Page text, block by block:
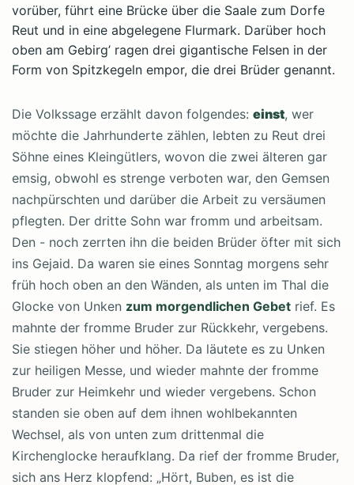
vorüber, führt eine Brücke über die Saale zum Dorfe
Reut und in eine abgelegene Flurmark. Darüber hoch
oben am Gebirg’ ragen drei gigantische Felsen in der
Form von Spitzkegeln empor, die drei Brüder genannt.
Die Volkssage erzählt davon folgendes: einst, wer
möchte die Jahrhunderte zählen, lebten zu Reut drei
Söhne eines Kleingütlers, wovon die zwei älteren gar
emsig, obwohl es strenge verboten war, den Gemsen
nachpürschten und darüber die Arbeit zu versäumen
pflegten. Der dritte Sohn war fromm und arbeitsam.
Den - noch zerrten ihn die beiden Brüder öfter mit sich
ins Gejaid. Da waren sie eines Sonntag morgens sehr
früh hoch oben an den Wänden, als unten im Thal die
Glocke von Unken zum morgendlichen Gebet rief. Es
mahnte der fromme Bruder zur Rückkehr, vergebens.
Sie stiegen höher und höher. Da läutete es zu Unken
zur heiligen Messe, und wieder mahnte der fromme
Bruder zur Heimkehr und wieder vergebens. Schon
standen sie oben auf dem ihnen wohlbekannten
Wechsel, als von unten zum drittenmal die
Kirchenglocke heraufklang. Da rief der fromme Bruder,
sich ans Herz klopfend: „Hört, Buben, es ist die